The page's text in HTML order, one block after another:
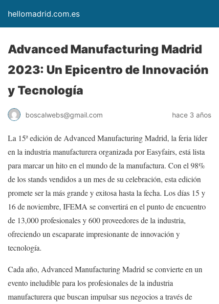
hellomadrid.com.es
Advanced Manufacturing Madrid
2023: Un Epicentro de Innovación
y Tecnología
boscalwebs@gmail.com hace 3 años
La 15ª edición de Advanced Manufacturing Madrid, la feria líder
en la industria manufacturera organizada por Easyfairs, está lista
para marcar un hito en el mundo de la manufactura. Con el 98%
de los stands vendidos a un mes de su celebración, esta edición
promete ser la más grande y exitosa hasta la fecha. Los días 15 y
16 de noviembre, IFEMA se convertirá en el punto de encuentro
de 13,000 profesionales y 600 proveedores de la industria,
ofreciendo un escaparate impresionante de innovación y
tecnología.
Cada año, Advanced Manufacturing Madrid se convierte en un
evento ineludible para los profesionales de la industria
manufacturera que buscan impulsar sus negocios a través de